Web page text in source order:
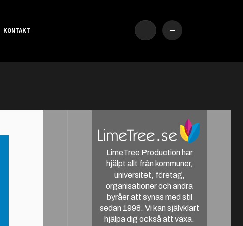
KONTAKT
LimeTree Production har
hjälpt allt från kommuner,
universitet, företag,
organisationer och andra
byråer att synas med stil
sedan 1998. Vi kan självklart
hjälpa dig också att växa.